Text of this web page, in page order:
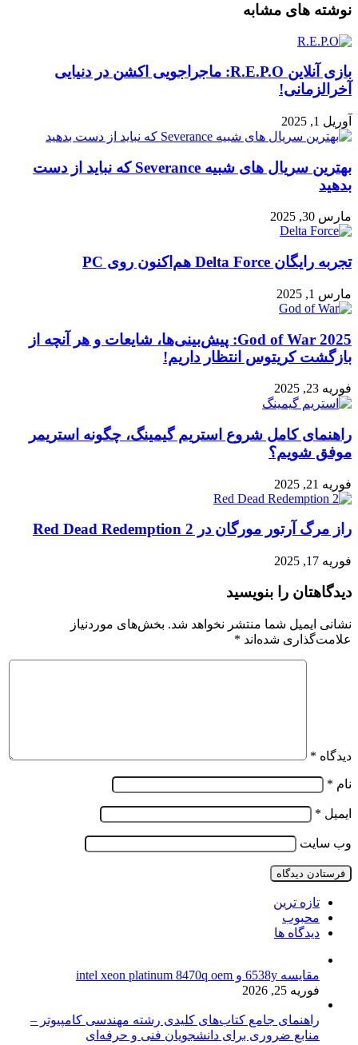
نوشته های مشابه
بازی آنلاین R.E.P.O: ماجراجویی اکشن در دنیایی
آخرالزمانی!
آوریل 1, 2025
بهترین سریال های شبیه Severance که نباید از دست
بدهید
مارس 30, 2025
تجربه رایگان Delta Force هم‌اکنون روی PC
مارس 1, 2025
God of War 2025: پیش‌بینی‌ها، شایعات و هر آنچه از
بازگشت کریتوس انتظار داریم!
فوریه 23, 2025
راهنمای کامل شروع استریم گیمینگ، چگونه استریمر
موفق شویم؟
فوریه 21, 2025
راز مرگ آرتور مورگان در Red Dead Redemption 2
فوریه 17, 2025
دیدگاهتان را بنویسید
نشانی ایمیل شما منتشر نخواهد شد. بخش‌های موردنیاز
علامت‌گذاری شده‌اند *
دیدگاه *
نام *
ایمیل *
وب‌ سایت
تازه ترین
محبوب
دیدگاه ها
مقایسه 6538y و intel xeon platinum 8470q oem
فوریه 25, 2026
راهنمای جامع کتاب‌های کلیدی رشته مهندسی کامپیوتر –
منابع ضروری برای دانشجویان فنی و حرفه‌ای